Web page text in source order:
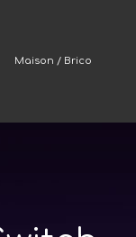
Maison / Brico